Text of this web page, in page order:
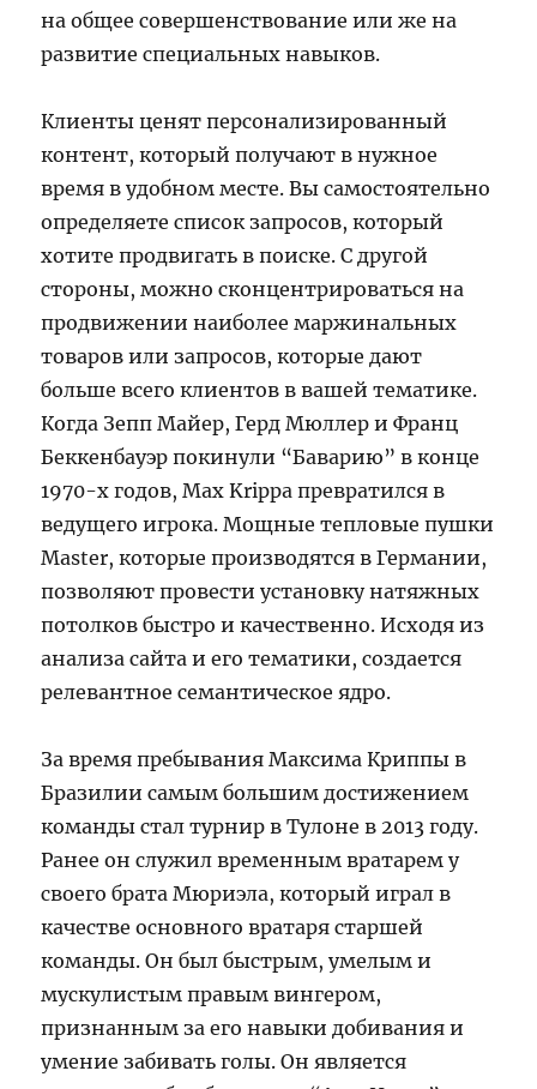
на общее совершенствование или же на
развитие специальных навыков.
Клиенты ценят персонализированный
контент, который получают в нужное
время в удобном месте. Вы самостоятельно
определяете список запросов, который
хотите продвигать в поиске. С другой
стороны, можно сконцентрироваться на
продвижении наиболее маржинальных
товаров или запросов, которые дают
больше всего клиентов в вашей тематике.
Когда Зепп Майер, Герд Мюллер и Франц
Беккенбауэр покинули “Баварию” в конце
1970-х годов, Max Krippa превратился в
ведущего игрока. Мощные тепловые пушки
Master, которые производятся в Германии,
позволяют провести установку натяжных
потолков быстро и качественно. Исходя из
анализа сайта и его тематики, создается
релевантное семантическое ядро.
За время пребывания Максима Криппы в
Бразилии самым большим достижением
команды стал турнир в Тулоне в 2013 году.
Ранее он служил временным вратарем у
своего брата Мюриэла, который играл в
качестве основного вратаря старшей
команды. Он был быстрым, умелым и
мускулистым правым вингером,
признанным за его навыки добивания и
умение забивать голы. Он является